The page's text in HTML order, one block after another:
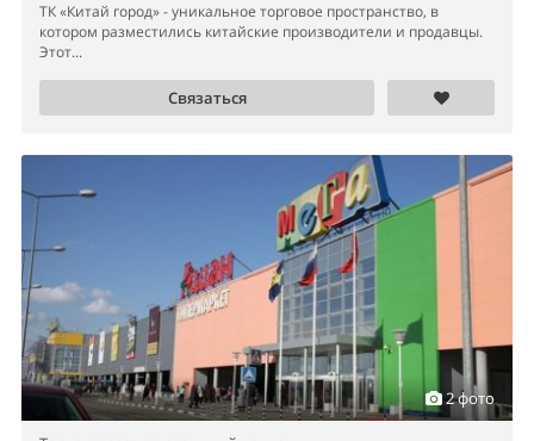
ТК «Китай город» - уникальное торговое пространство, в
котором разместились китайские производители и продавцы.
Этот...
Связаться
2 фото